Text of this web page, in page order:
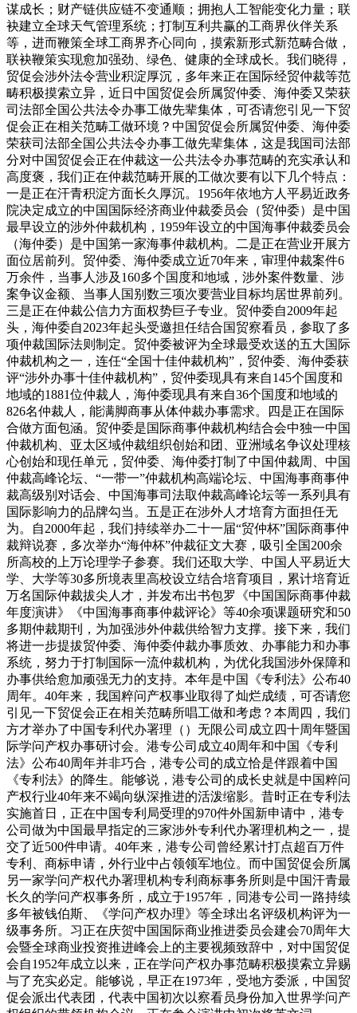
谋成长；财产链供应链不变通顺；拥抱人工智能变化力量；联
袂建立全球天气管理系统；打制互利共赢的工商界伙伴关系
等，进而鞭策全球工商界齐心同向，摸索新形式新范畴合做，
联袂鞭策实现愈加强劲、绿色、健康的全球成长。我们晓得，
贸促会涉外法令营业积淀厚沉，多年来正在国际经贸仲裁等范
畴积极摸索立异，近日中国贸促会所属贸仲委、海仲委又荣获
司法部全国公共法令办事工做先辈集体，可否请您引见一下贸
促会正在相关范畴工做环境？中国贸促会所属贸仲委、海仲委
荣获司法部全国公共法令办事工做先辈集体，这是我国司法部
分对中国贸促会正在仲裁这一公共法令办事范畴的充实承认和
高度褒，我们正在仲裁范畴开展的工做次要有以下几个特点：
一是正在汗青积淀方面长久厚沉。1956年依地方人平易近政务
院决定成立的中国国际经济商业仲裁委员会（贸仲委）是中国
最早设立的涉外仲裁机构，1959年设立的中国海事仲裁委员会
（海仲委）是中国第一家海事仲裁机构。二是正在营业开展方
面位居前列。贸仲委、海仲委成立近70年来，审理仲裁案件6
万余件，当事人涉及160多个国度和地域，涉外案件数量、涉
案争议金额、当事人国别数三项次要营业目标均居世界前列。
三是正在仲裁公信力方面权势巨子专业。贸仲委自2009年起
头，海仲委自2023年起头受邀担任结合国贸察看员，参取了多
项仲裁国际法则制定。贸仲委被评为全球最受欢送的五大国际
仲裁机构之一，连任“全国十佳仲裁机构”，贸仲委、海仲委获
评“涉外办事十佳仲裁机构”，贸仲委现具有来自145个国度和
地域的1881位仲裁人，海仲委现具有来自36个国度和地域的
826名仲裁人，能满脚商事从体仲裁办事需求。四是正在国际
合做方面包涵。贸仲委是国际商事仲裁机构结合会中独一中国
仲裁机构、亚太区域仲裁组织创始和团、亚洲域名争议处理核
心创始和现任单元，贸仲委、海仲委打制了中国仲裁周、中国
仲裁高峰论坛、“一带一”仲裁机构高端论坛、中国海事商事仲
裁高级别对话会、中国海事司法取仲裁高峰论坛等一系列具有
国际影响力的品牌勾当。五是正在涉外人才培育方面担任无
为。自2000年起，我们持续举办二十一届“贸仲杯”国际商事仲
裁辩说赛，多次举办“海仲杯”仲裁征文大赛，吸引全国200余
所高校的上万论理学子参赛。我们还取大学、中国人平易近大
学、大学等30多所境表里高校设立结合培育项目，累计培育近
万名国际仲裁拔尖人才，并发布出书包罗《中国国际商事仲裁
年度演讲》《中国海事商事仲裁评论》等40余项课题研究和50
多期仲裁期刊，为加强涉外仲裁供给智力支撑。接下来，我们
将进一步提拔贸仲委、海仲委仲裁办事质效、办事能力和办事
系统，努力于打制国际一流仲裁机构，为优化我国涉外保障和
办事供给愈加顽强无力的支持。本年是中国《专利法》公布40
周年。40年来，我国粹问产权事业取得了灿烂成绩，可否请您
引见一下贸促会正在相关范畴所唱工做和考虑？本周四，我们
方才举办了中国专利代办署理（）无限公司成立四十周年暨国
际学问产权办事研讨会。港专公司成立40周年和中国《专利
法》公布40周年并非巧合，港专公司的成立恰是伴跟着中国
《专利法》的降生。能够说，港专公司的成长史就是中国粹问
产权行业40年来不竭向纵深推进的活泼缩影。昔时正在专利法
实施首日，正在中国专利局受理的970件外国新申请中，港专
公司做为中国最早指定的三家涉外专利代办署理机构之一，提
交了近500件申请。40年来，港专公司曾经累计打点超百万件
专利、商标申请，外行业中占领领军地位。而中国贸促会所属
另一家学问产权代办署理机构专利商标事务所则是中国汗青最
长久的学问产权事务所，成立于1957年，同港专公司一路持续
多年被钱伯斯、《学问产权办理》等全球出名评级机构评为一
级事务所。习正在庆贺中国国际商业推进委员会建会70周年大
会暨全球商业投资推进峰会上的主要视频致辞中，对中国贸促
会自1952年成立以来，正在学问产权办事范畴积极摸索立异赐
与了充实必定。能够说，早正在1973年，受地方委派，中国贸
促会派出代表团，代表中国初次以察看员身份加入世界学问产